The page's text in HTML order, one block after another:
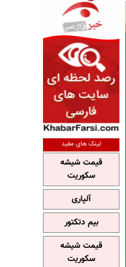
لینک های مفید
قیمت شیشه
سکوریت
آلپاری
بیم دتکتور
قیمت شیشه
سکوریت